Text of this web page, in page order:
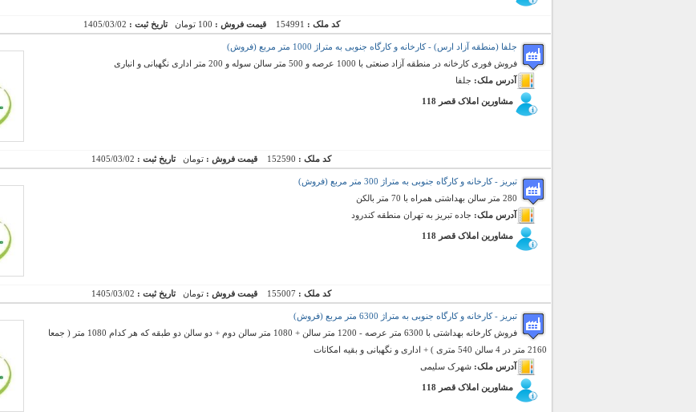
کد ملک : 154991 قیمت فروش : 100 تومان تاریخ ثبت : 1405/03/02
جلفا (منطقه آزاد ارس) - کارخانه و کارگاه جنوبی به متراژ 1000 متر مربع (فروش)
فروش فوری کارخانه در منطقه آزاد صنعتی با 1000 عرصه و 500 متر سالن سوله و 200 متر اداری نگهبانی و انباری
آدرس ملک: جلفا
مشاورین املاک قصر 118
کد ملک : 152590 قیمت فروش : تومانتاریخ ثبت : 1405/03/02
تبریز - کارخانه و کارگاه جنوبی به متراژ 300 متر مربع (فروش)
280 متر سالن بهداشتی همراه با 70 متر بالکن
آدرس ملک: جاده تبریز به تهران منطقه کندرود
مشاورین املاک قصر 118
کد ملک : 155007 قیمت فروش : تومانتاریخ ثبت : 1405/03/02
تبریز - کارخانه و کارگاه جنوبی به متراژ 6300 متر مربع (فروش)
فروش کارخانه بهداشتی با 6300 متر عرصه - 1200 متر سالن + 1080 متر سالن دوم + دو سالن دو طبقه که هر کدام 1080 متر ( جمعا
2160 متر در 4 سالن 540 متری ) + اداری و نگهبانی و بقیه امکانات
آدرس ملک: شهرک سلیمی
مشاورین املاک قصر 118